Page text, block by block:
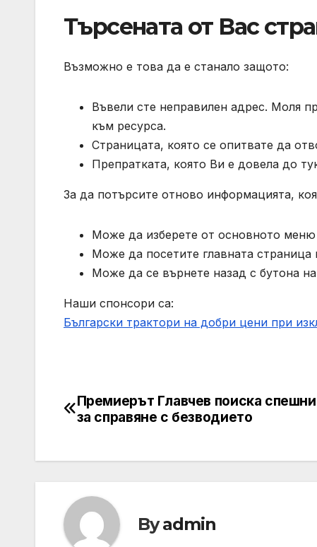
Търсената от Вас
Възможно е това да е станало защото:
Въвели сте неправилен адрес. Моля
към ресурса.
Страницата, която се опитвате да
Препратката, която Ви е довела до
За да потърсите отново информацията,
Може да изберете от основното меню
Може да посетите главната
Може да се върнете назад с бутона
Наши спонсори са:
Български трактори на добри цени при
Post
Премиерът Главчев поиска
за справяне с безводието
Byadmin